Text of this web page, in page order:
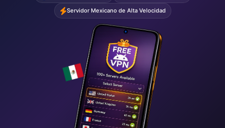
Servidor Mexicano de Alta Velocidad